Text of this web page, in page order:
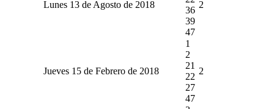
Lunes 13 de Agosto de 2018
36
39
47
2
Jueves 15 de Febrero de 2018
1
2
21
22
27
47
2